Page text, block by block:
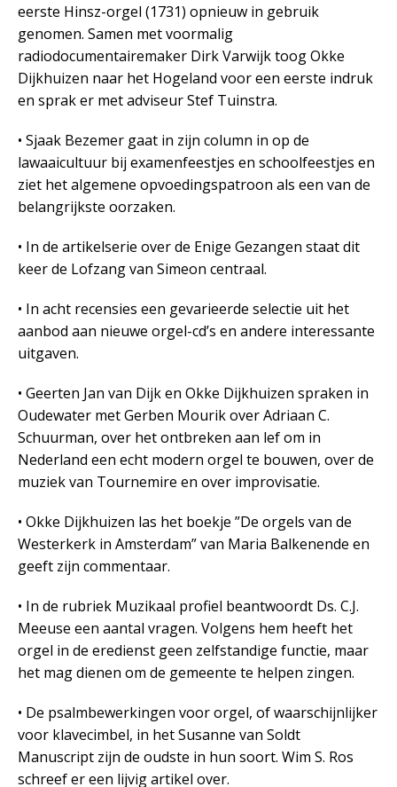
eerste Hinsz-orgel (1731) opnieuw in gebruik
genomen. Samen met voormalig
radiodocumentairemaker Dirk Varwijk toog Okke
Dijkhuizen naar het Hogeland voor een eerste indruk
en sprak er met adviseur Stef Tuinstra.
• Sjaak Bezemer gaat in zijn column in op de
lawaaicultuur bij examenfeestjes en schoolfeestjes en
ziet het algemene opvoedingspatroon als een van de
belangrijkste oorzaken.
• In de artikelserie over de Enige Gezangen staat dit
keer de Lofzang van Simeon centraal.
• In acht recensies een gevarieerde selectie uit het
aanbod aan nieuwe orgel-cd’s en andere interessante
uitgaven.
• Geerten Jan van Dijk en Okke Dijkhuizen spraken in
Oudewater met Gerben Mourik over Adriaan C.
Schuurman, over het ontbreken aan lef om in
Nederland een echt modern orgel te bouwen, over de
muziek van Tournemire en over improvisatie.
• Okke Dijkhuizen las het boekje ”De orgels van de
Westerkerk in Amsterdam” van Maria Balkenende en
geeft zijn commentaar.
• In de rubriek Muzikaal profiel beantwoordt Ds. C.J.
Meeuse een aantal vragen. Volgens hem heeft het
orgel in de eredienst geen zelfstandige functie, maar
het mag dienen om de gemeente te helpen zingen.
• De psalmbewerkingen voor orgel, of waarschijnlijker
voor klavecimbel, in het Susanne van Soldt
Manuscript zijn de oudste in hun soort. Wim S. Ros
schreef er een lijvig artikel over.